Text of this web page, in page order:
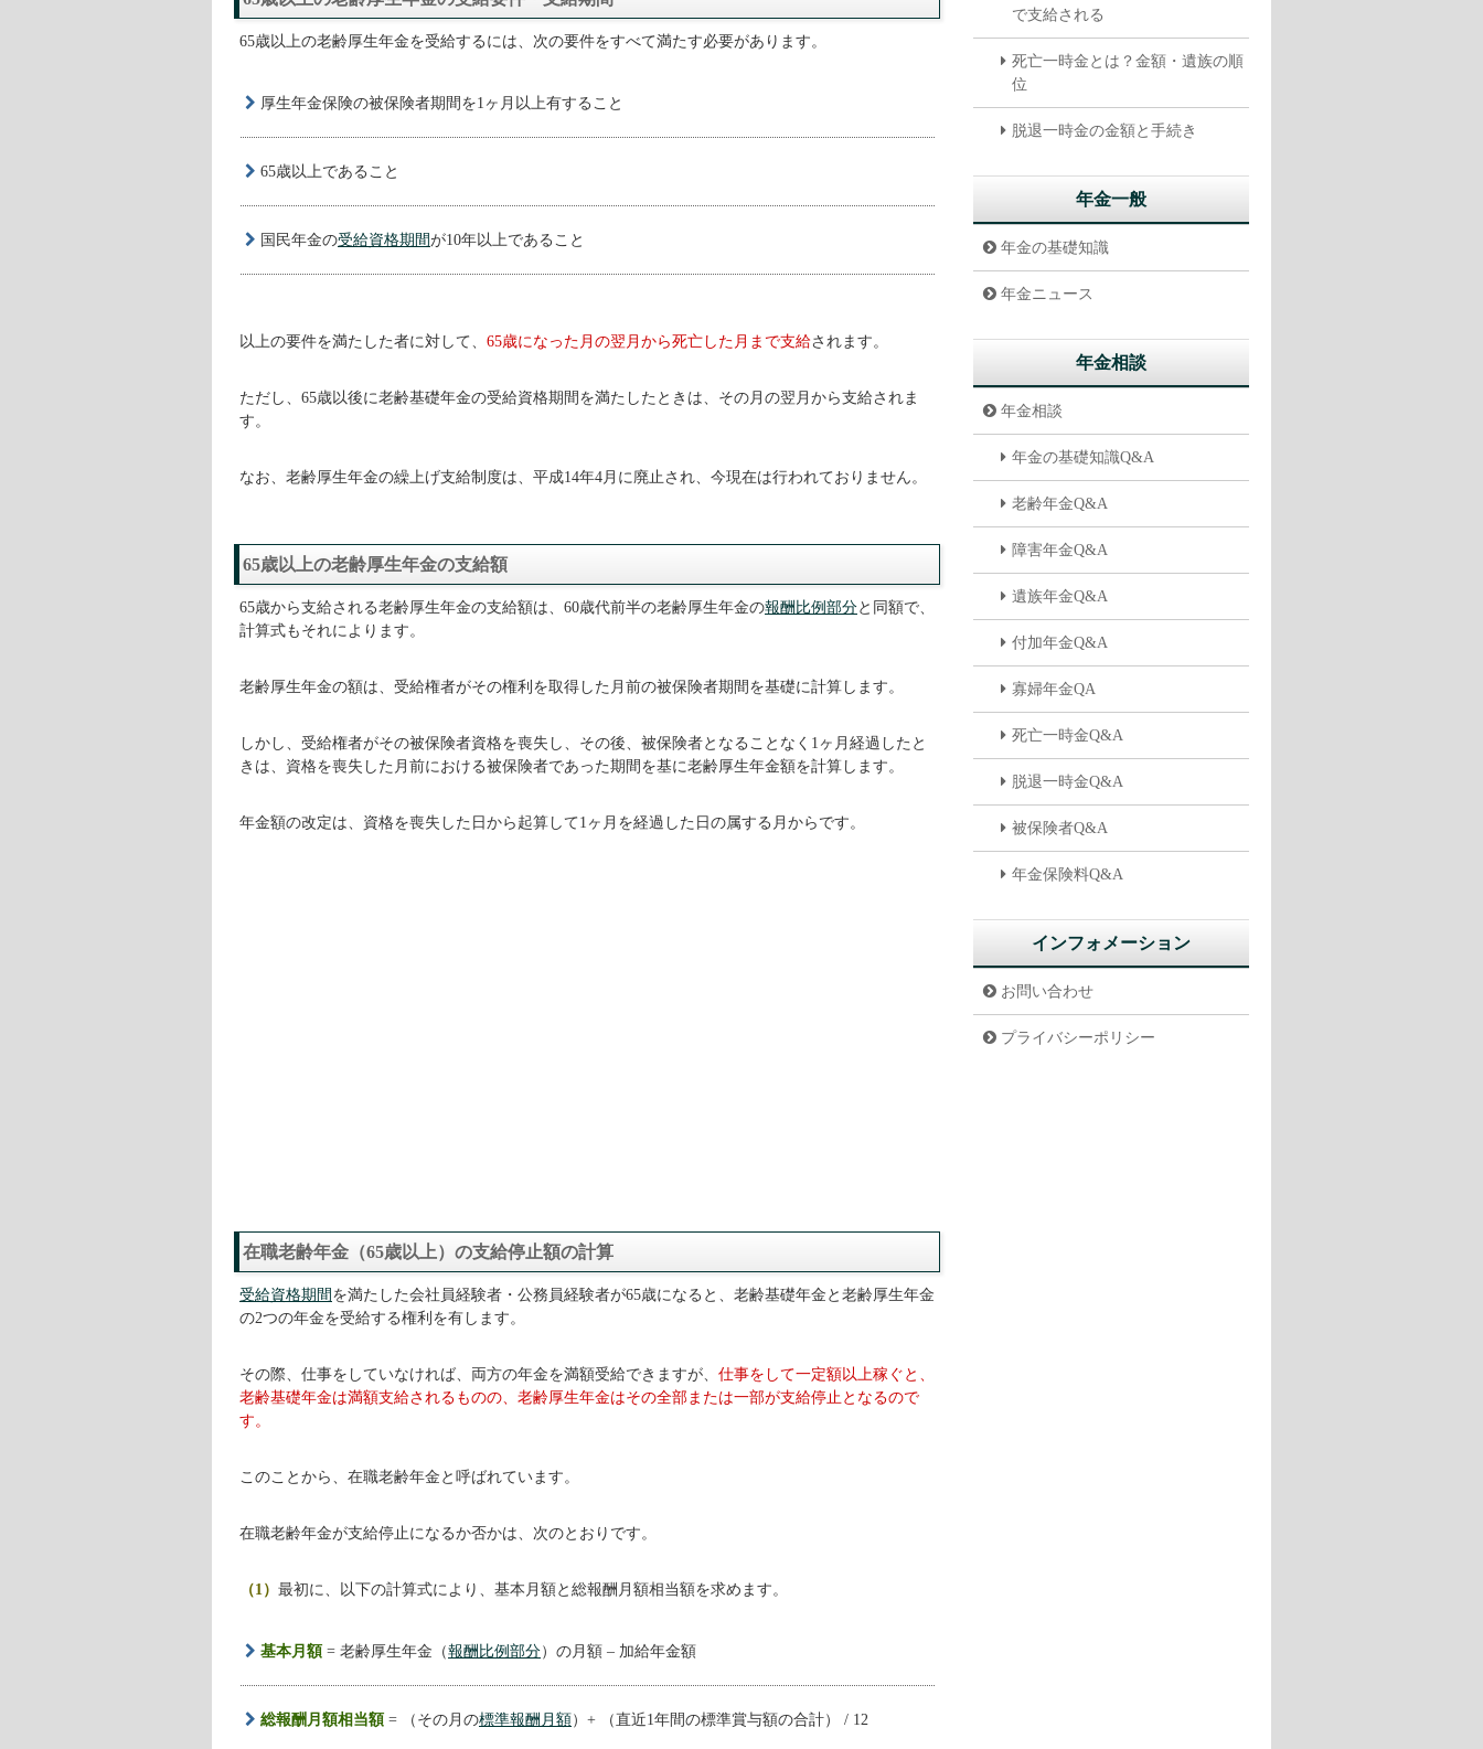
65歳以上の老齢厚生年金を受給するには、次の要件をすべて満たす必要があります。
厚生年金保険の被保険者期間を1ヶ月以上有すること
65歳以上であること
国民年金の受給資格期間が10年以上であること
以上の要件を満たした者に対して、 65歳になった月の翌月から死亡した月まで支給されます。
ただし、65歳以後に老齢基礎年金の受給資格期間を満たしたときは、その月の翌月から支給されま
す。
なお、老齢厚生年金の繰上げ支給制度は、平成14年4月に廃止され、今現在は行われておりません。
65歳以上の老齢厚生年金の支給額
65歳から支給される老齢厚生年金の支給額は、60歳代前半の老齢厚生年金の報酬比例部分と同額で、
計算式もそれによります。
老齢厚生年金の額は、受給権者がその権利を取得した月前の被保険者期間を基礎に計算します。
しかし、受給権者がその被保険者資格を喪失し、その後、被保険者となることなく1ヶ月経過したと
きは、資格を喪失した月前における被保険者であった期間を基に老齢厚生年金額を計算します。
年金額の改定は、資格を喪失した日から起算して1ヶ月を経過した日の属する月からです。
在職老齢年金（65歳以上）の支給停止額の計算
受給資格期間 を満たした会社員経験者・公務員経験者が65歳になると、老齢基礎年金と老齢厚生年金
の2つの年金を受給する権利を有します。
その際、仕事をしていなければ、両方の年金を満額受給できますが、 仕事をして一定額以上稼ぐと、
老齢基礎年金は満額支給されるものの、老齢厚生年金はその全部または一部が支給停止となるので
す。
このことから、在職老齢年金と呼ばれています。
在職老齢年金が支給停止になるか否かは、次のとおりです。
（1） 最初に、以下の計算式により、基本月額と総報酬月額相当額を求めます。
基本月額 = 老齢厚生年金（報酬比例部分）の月額 – 加給年金額
総報酬月額相当額 = （その月の標準報酬月額）+ （直近1年間の標準賞与額の合計） / 12
で支給される
死亡一時金とは？金額・遺族の順
位
脱退一時金の金額と手続き
年金一般
年金の基礎知識
年金ニュース
年金相談
年金相談
年金の基礎知識Q&A
老齢年金Q&A
障害年金Q&A
遺族年金Q&A
付加年金Q&A
寡婦年金QA
死亡一時金Q&A
脱退一時金Q&A
被保険者Q&A
年金保険料Q&A
インフォメーション
お問い合わせ
プライバシーポリシー